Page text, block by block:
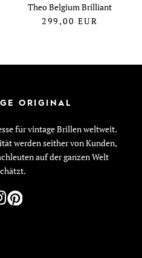
Theo Belgium Brilliant
299,00 EUR
ORIGINAL
für vintage Brillen weltweit.
werden seither von Kunden,
auf der ganzen Welt